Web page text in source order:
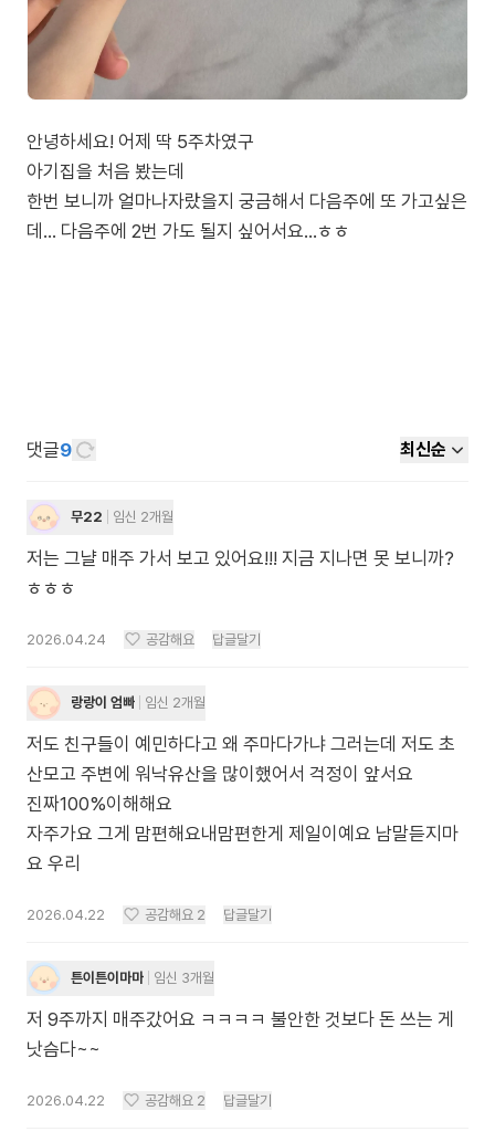
안녕하세요! 어제 딱 5주차였구
아기집을 처음 봤는데
한번 보니까 얼마나자랐을지 궁금해서 다음주에 또 가고싶은
데... 다음주에 2번 가도 될지 싶어서요...ㅎㅎ
댓글9 최신순
무22 임신 2개월
저는 그냘 매주 가서 보고 있어요!!! 지금 지나면 못 보니까?
ㅎㅎㅎ
2026.04.24 공감해요 답글달기
랑랑이 엄빠 임신 2개월
저도 친구들이 예민하다고 왜 주마다가냐 그러는데 저도 초
산모고 주변에 워낙유산을 많이했어서 걱정이 앞서요
진짜100%이해해요
자주가요 그게 맘편해요내맘편한게 제일이예요 남말듣지마
요 우리
2026.04.22 공감해요 2 답글달기
튼이튼이마마 임신 3개월
저 9주까지 매주갔어요 ㅋㅋㅋㅋ 불안한 것보다 돈 쓰는 게
낫슴다~~
2026.04.22 공감해요 2 답글달기